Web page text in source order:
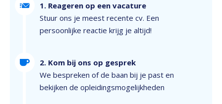
1. Reageren op een vacature
Stuur ons je meest recente cv. Een
persoonlijke reactie krijg je altijd!
2. Kom bij ons op gesprek
We bespreken of de baan bij je past en
bekijken de opleidingsmogelijkheden